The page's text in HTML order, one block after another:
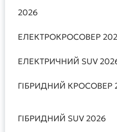
2026
ЕЛЕКТРОКРОСОВЕР
ЕЛЕКТРИЧНИЙ SUV
ГІБРИДНИЙ КРОСОВЕР
ГІБРИДНИЙ SUV 2026